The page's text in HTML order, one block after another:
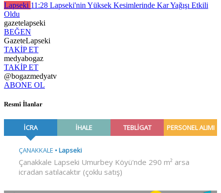
Lapseki 11:28 Lapseki'nin Yüksek Kesimlerinde Kar Yağışı Etkili
Oldu
gazetelapseki
BEĞEN
GazeteLapseki
TAKİP ET
medyabogaz
TAKİP ET
@bogazmedyatv
ABONE OL
Resmî İlanlar